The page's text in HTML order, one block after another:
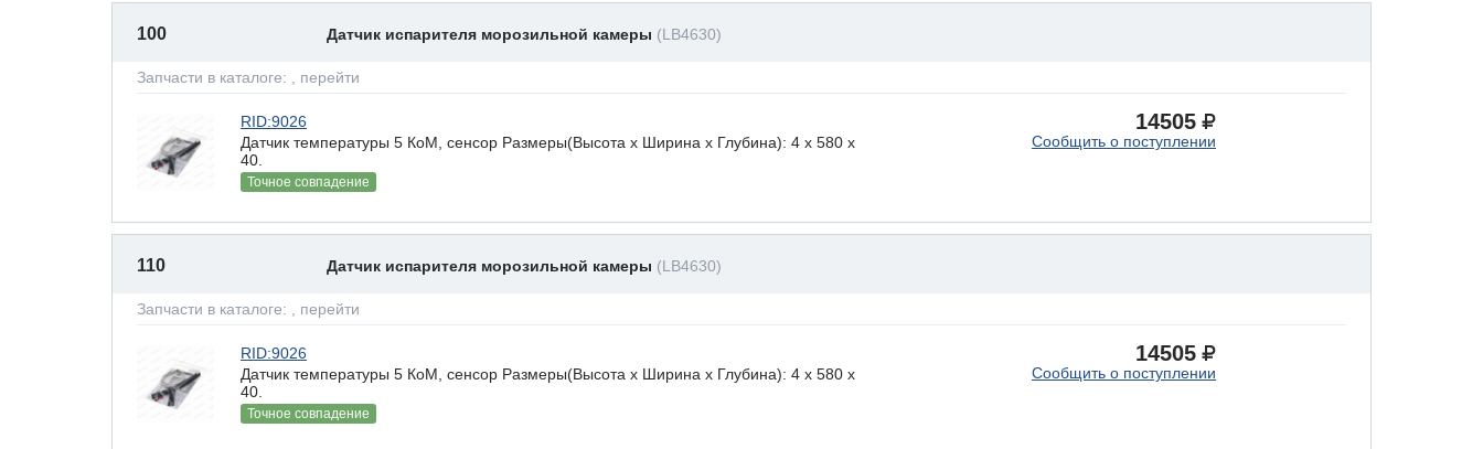
100 Датчик испарителя морозильной камеры (LB4630)
Запчасти в каталоге: , перейти
RID:9026
Датчик температуры 5 КоМ, сенсор Размеры(Высота х Ширина х Глубина): 4 x 580 х
40.
Точное совпадение
14505
Сообщить о поступлении
110 Датчик испарителя морозильной камеры (LB4630)
Запчасти в каталоге: , перейти
RID:9026
Датчик температуры 5 КоМ, сенсор Размеры(Высота х Ширина х Глубина): 4 x 580 х
40.
Точное совпадение
14505
Сообщить о поступлении